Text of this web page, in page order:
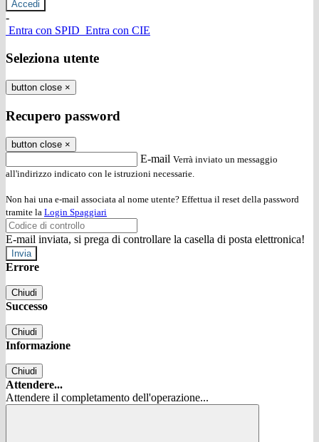
-
Entra con SPID Entra con CIE
Seleziona utente
button close ×
Recupero password
button close ×
E-mail Verrà inviato un messaggio
all'indirizzo indicato con le istruzioni necessarie.
Non hai una e-mail associata al nome utente? Effettua il reset della password
tramite la Login Spaggiari
E-mail inviata, si prega di controllare la casella di posta elettronica!
Errore
Chiudi
Successo
Chiudi
Informazione
Chiudi
Attendere...
Attendere il completamento dell'operazione...